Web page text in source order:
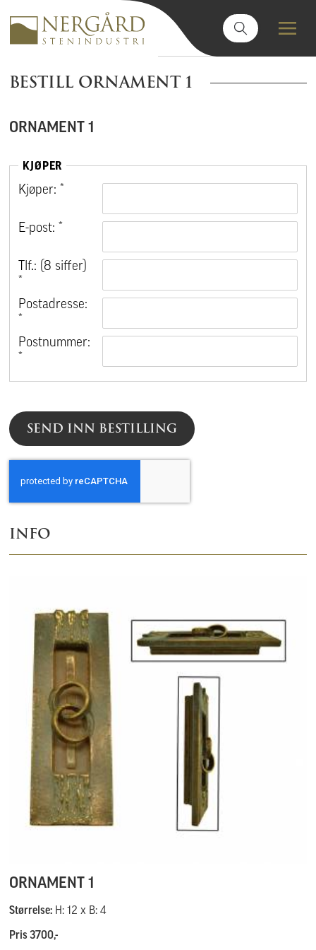
INFO
ORNAMENT 1
Størrelse: H: 12 x B: 4
Pris 3700,-
BESTILL ORNAMENT 1
ORNAMENT 1
KJØPER
Kjøper: *
E-post: *
Tlf.: (8 siffer)
Postadresse:
Postnummer:
SEND INN BESTILLING